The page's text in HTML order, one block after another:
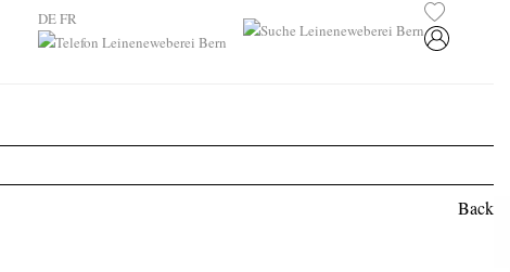
DEFR
Back